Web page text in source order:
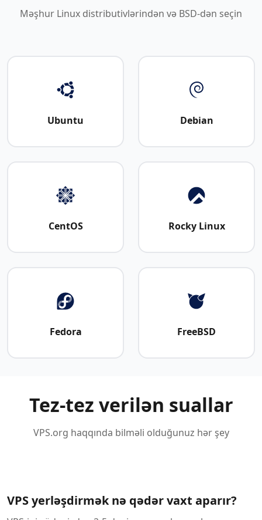
Məşhur Linux distributivlərindən və BSD-dən seçin
Ubuntu Debian
CentOS Rocky Linux
Fedora FreeBSD
Tez-tez verilən suallar
VPS.org haqqında bilməli olduğunuz hər şey
VPS yerləşdirmək nə qədər vaxt aparır?